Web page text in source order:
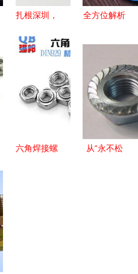
扎根深圳，
关于我们专
业的压铆螺
母与铆压螺
母服务
全方位解析
格参考与规
格螺母的协
同应用
六角焊接螺
从“永不松